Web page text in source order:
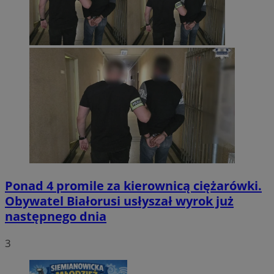
Ponad 4 promile za kierownicą ciężarówki.
Obywatel Białorusi usłyszał wyrok już
następnego dnia
3